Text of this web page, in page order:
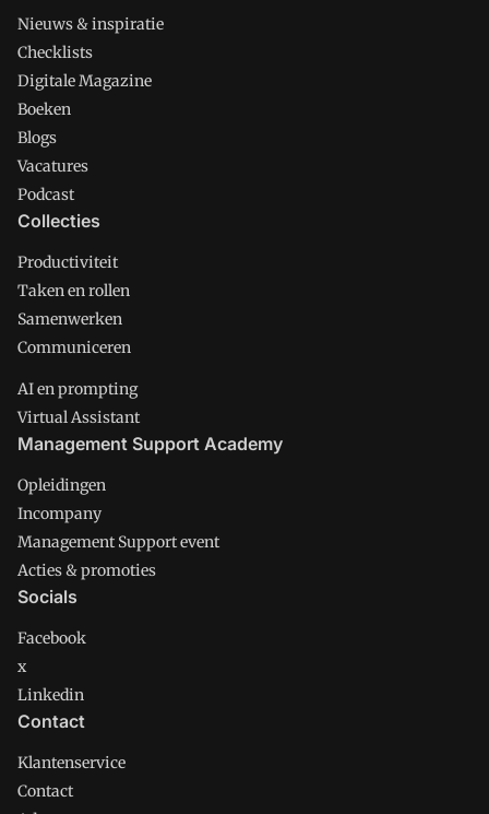
Nieuws & inspiratie
Checklists
Digitale Magazine
Boeken
Blogs
Vacatures
Podcast
Collecties
Productiviteit
Taken en rollen
Samenwerken
Communiceren
AI en prompting
Virtual Assistant
Management Support Academy
Opleidingen
Incompany
Management Support event
Acties & promoties
Socials
Facebook
x
Linkedin
Contact
Klantenservice
Contact